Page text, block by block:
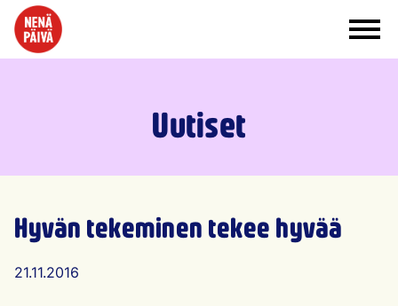
Siirry sisältöön
Uutiset
Hyvän tekeminen tekee hyvää
Artikkelin julkaisu päivämäärä
21.11.2016